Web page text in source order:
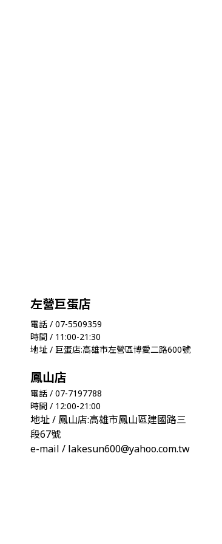
左營巨蛋店
電話 / 07-5509359
時間 / 11:00-21:30
地址 / 巨蛋店:高雄市左營區博愛二路600號
鳳山店
電話 / 07-7197788
時間 / 12:00-21:00
地址 / 鳳山店:高雄市鳳山區建國路三
段67號
e-mail / lakesun600@yahoo.com.tw